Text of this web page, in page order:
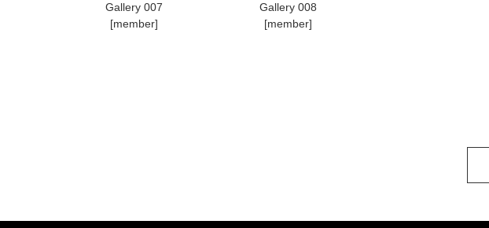
Gallery 007
[member]
Gallery 008
[member]